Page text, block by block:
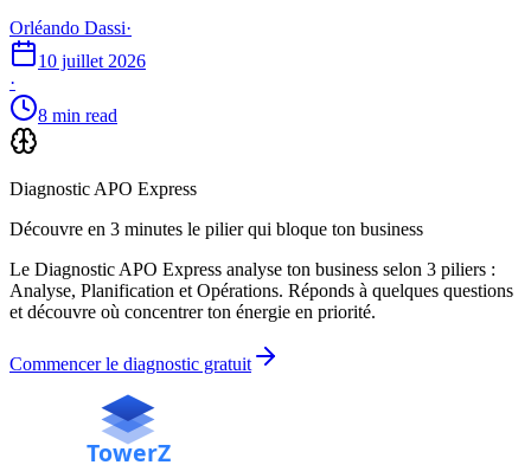
Orléando Dassi·
10 juillet 2026
·
8 min read
Diagnostic APO Express
Découvre en 3 minutes le pilier qui bloque ton business
Le Diagnostic APO Express analyse ton business selon 3 piliers :
Analyse, Planification et Opérations. Réponds à quelques questions
et découvre où concentrer ton énergie en priorité.
Commencer le diagnostic gratuit